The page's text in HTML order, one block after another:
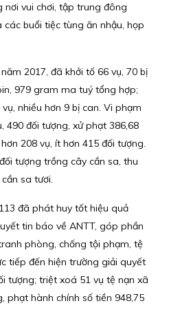
vui chơi, tập trung đông
buổi tiệc tùng ăn nhậu, họp
2017, đã khởi tố 66 vụ, 70 bị
979 gram ma tuý tổng hợp;
nhiều hơn 9 bị can. Vi phạm
490 đối tượng, xử phạt 386,68
208 vụ, ít hơn 415 đối tượng.
tượng trồng cây cần sa, thu
sa tươi.
đã phát huy tốt hiệu quả
tin báo về ANTT, góp phần
phòng, chống tội phạm, tệ
tiếp đến hiện trường giải quyết
tượng; triệt xoá 51 vụ tệ nạn xã
phạt hành chính số tiền 948,75